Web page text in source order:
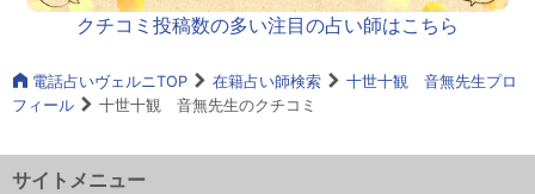
クチコミ投稿数の多い注目の占い師はこちら
電話占いヴェルニTOP 在籍占い師検索
十世十観 音無先生プロ
フィール
十世十観 音無先生のクチコミ
サイトメニュー